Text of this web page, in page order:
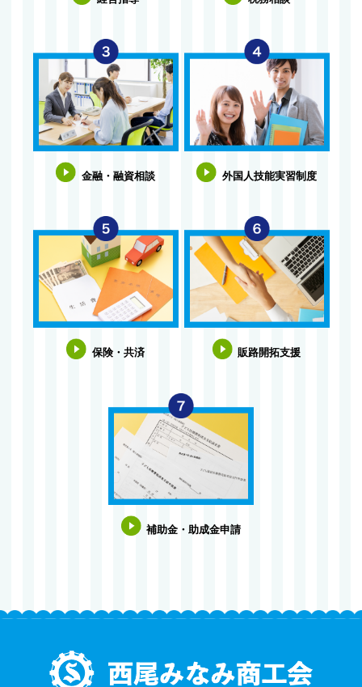
金融・融資相談 外国人技能実習制度
保険・共済 販路開拓支援
補助金・助成金申請